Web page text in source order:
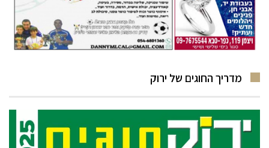
מדריך החוגים של ירוק